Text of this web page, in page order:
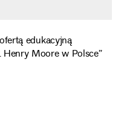
edukacyjną
Henry Moore w Polsce”